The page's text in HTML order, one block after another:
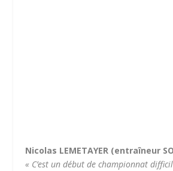
Nicolas LEMETAYER (entraîneur
« C’est un début de championnat